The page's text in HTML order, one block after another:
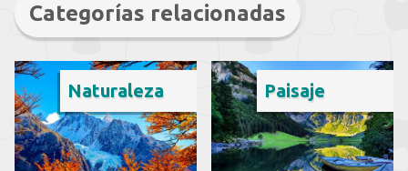
Categorías relacionadas
Naturaleza Paisaje